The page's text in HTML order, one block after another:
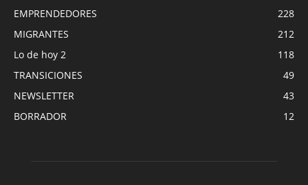
EMPRENDEDORES
228
MIGRANTES
212
Lo de hoy 2
118
TRANSICIONES
49
NEWSLETTER
43
BORRADOR
12